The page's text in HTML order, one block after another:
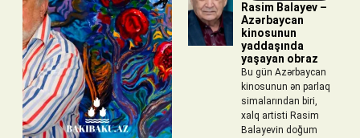
Rasim Balayev –
Azərbaycan
kinosunun
yaddaşında
yaşayan obraz
Bu gün Azərbaycan
kinosunun ən parlaq
simalarından biri,
xalq artisti Rasim
Balayevin doğum